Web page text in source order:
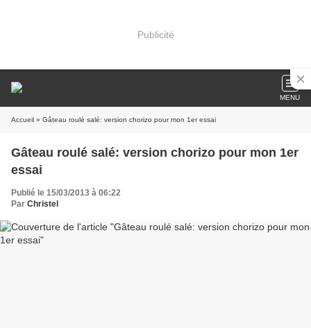
Publicité
MENU
Accueil » Gâteau roulé salé: version chorizo pour mon 1er essai
Gâteau roulé salé: version chorizo pour mon 1er
essai
Publié le 15/03/2013 à 06:22
Par Christel